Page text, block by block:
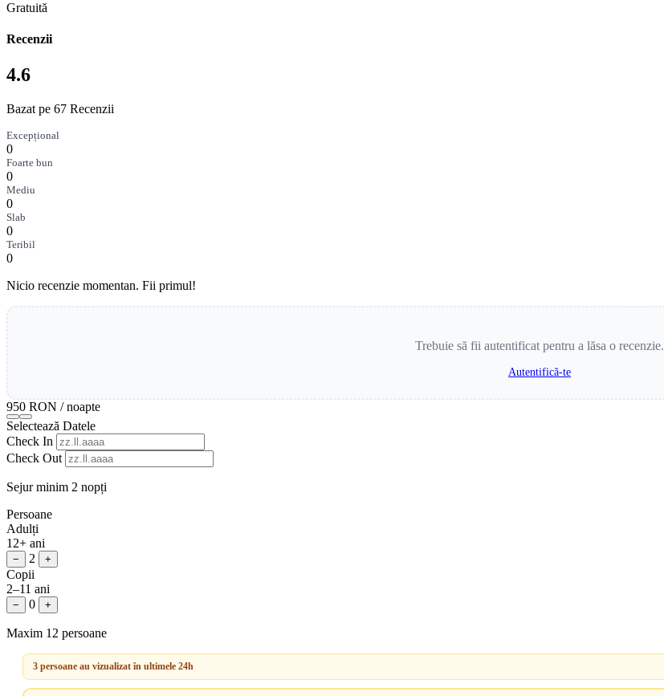
Gratuită
Recenzii
4.6
Bazat pe 67 Recenzii
Excepțional
0
Foarte bun
0
Mediu
0
Slab
0
Teribil
0
Nicio recenzie momentan. Fii primul!
Trebuie să fii autentificat pentru a lăsa o recenzie.
Autentifică-te
950 RON / noapte
Selectează Datele
Check In
Check Out
Sejur minim 2 nopți
Persoane
Adulți
12+ ani
− 2 +
Copii
2–11 ani
− 0 +
Maxim 12 persoane
3 persoane au vizualizat în ultimele 24h